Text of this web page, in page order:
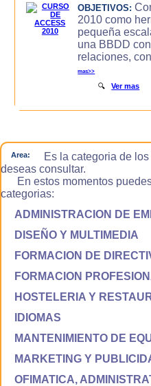
OBJETIVOS:
2010 como
pequeña
una BBDD
relaciones,
mas>>
🔍Ver mas
Area:
Es la categoria de
deseas consultar.
En estos momentos
categorias:
ADMINISTRACION DE
DISEÑO Y MULTIMEDIA
FORMACION DE
FORMACION
HOSTELERIA Y
IDIOMAS
MANTENIMIENTO DE
MARKETING Y
OFIMATICA,